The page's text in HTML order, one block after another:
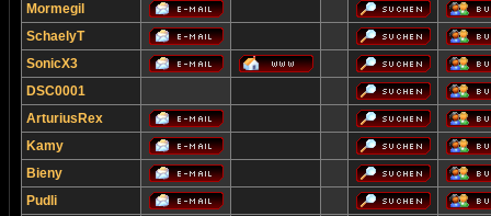
Mormegil
SchaelyT
SonicX3
DSC0001
ArturiusRex
Kamy
Bieny
Pudli